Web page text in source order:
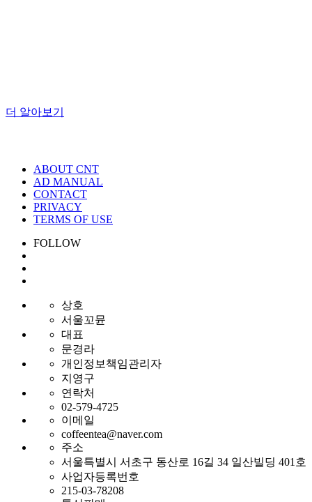
더 알아보기
ABOUT CNT
AD MANUAL
CONTACT
PRIVACY
TERMS OF USE
FOLLOW
상호
서울꼬뮨
대표
문경라
개인정보책임관리자
지영구
연락처
02-579-4725
이메일
coffeentea@naver.com
주소
서울특별시 서초구 동산로 16길 34 일산빌딩 401호
사업자등록번호
215-03-78208